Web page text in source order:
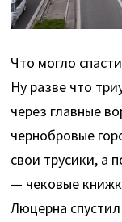
Что могло
Ну разве что
через главные
чернобровые
свои трусики, а
— чековые
Люцерна